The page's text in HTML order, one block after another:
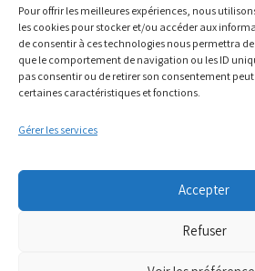
Pour offrir les meilleures expériences, nous
les cookies pour stocker et/ou accéder aux
de consentir à ces technologies nous permettra
que le comportement de navigation ou les ID
pas consentir ou de retirer son consentement
certaines caractéristiques et fonctions.
Gérer les services
Accepter
Refuser
Politiques de confidentialités
Mentions légales
(Nous ne sommes pas une